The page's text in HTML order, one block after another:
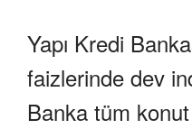
Yapı Kredi
faizlerinde dev
Banka tüm